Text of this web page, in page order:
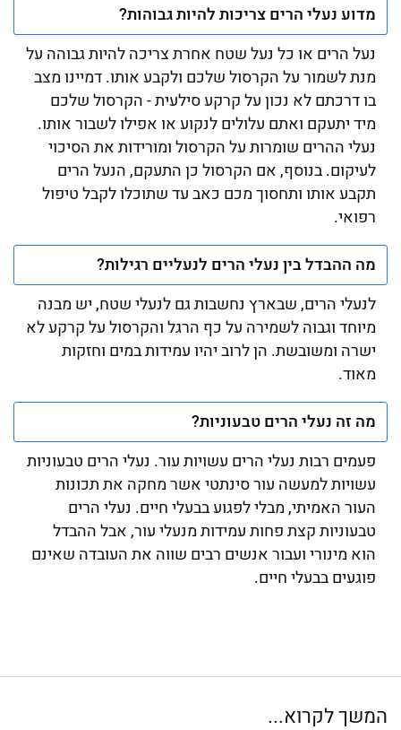
מדוע נעלי הרים צריכות להיות גבוהות?
נעל הרים או כל נעל שטח אחרת צריכה להיות גבוהה על
מנת לשמור על הקרסול שלכם ולקבע אותו. דמיינו מצב
בו דרכתם לא נכון על קרקע סילעית - הקרסול שלכם
מיד יתעקם ואתם עלולים לנקוע או אפילו לשבור אותו.
נעלי ההרים שומרות על הקרסול ומורידות את הסיכוי
לעיקום. בנוסף, אם הקרסול כן התעקם, הנעל הרים
תקבע אותו ותחסוך מכם כאב עד שתוכלו לקבל טיפול
רפואי.
מה ההבדל בין נעלי הרים לנעליים רגילות?
לנעלי הרים, שבארץ נחשבות גם לנעלי שטח, יש מבנה
מיוחד וגבוה לשמירה על כף הרגל והקרסול על קרקע לא
ישרה ומשובשת. הן לרוב יהיו עמידות במים וחזקות
מאוד.
מה זה נעלי הרים טבעוניות?
פעמים רבות נעלי הרים עשויות עור. נעלי הרים טבעוניות
עשויות למעשה עור סינתטי אשר מחקה את תכונות
העור האמיתי, מבלי לפגוע בבעלי חיים. נעלי הרים
טבעוניות קצת פחות עמידות מנעלי עור, אבל ההבדל
הוא מינורי ועבור אנשים רבים שווה את העובדה שאינם
פוגעים בבעלי חיים.
המשך לקרוא...